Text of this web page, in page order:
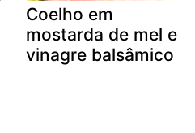
Coelho em
mostarda de mel e
vinagre balsâmico